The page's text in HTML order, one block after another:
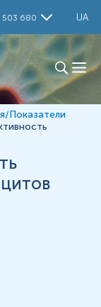
503 680 UA
взрыва
и диапазон
/Показатели